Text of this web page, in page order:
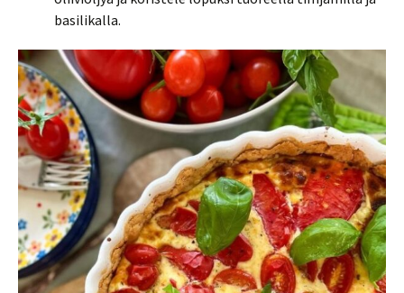
basilikalla.